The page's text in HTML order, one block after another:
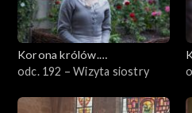
Korona królów.
Jagiellonowie
odc. 192 – Wizyta siostry